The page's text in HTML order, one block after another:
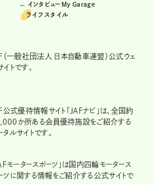
インタビューMy Garage
ライフスタイル
（一般社団法人 日本自動車連盟）公式ウェ
イトです。
公式優待情報サイト「JAFナビ」は、全国約
か所ある会員優待施設をご紹介する
タルサイトです。
モータースポーツ」は国内四輪モータース
ツに関する情報をご紹介する公式サイトで